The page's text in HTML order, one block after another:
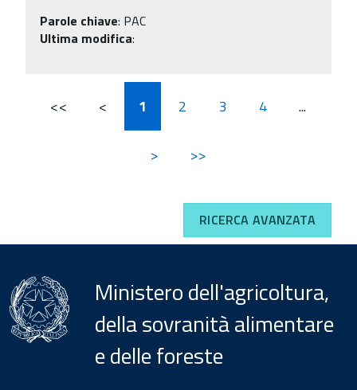
Parole chiave: PAC
Ultima modifica:
<< < 1 2 3 4 ...
> >>
RICERCA AVANZATA
Ministero dell'agricoltura,
della sovranità alimentare
e delle foreste